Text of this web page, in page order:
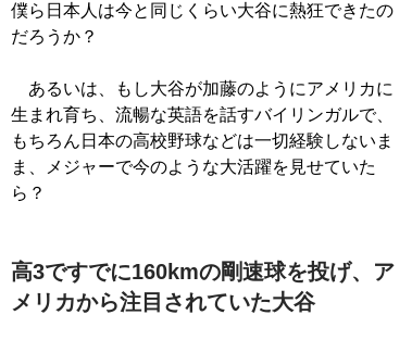
僕ら日本人は今と同じくらい大谷に熱狂できたの
だろうか？
あるいは、もし大谷が加藤のようにアメリカに
生まれ育ち、流暢な英語を話すバイリンガルで、
もちろん日本の高校野球などは一切経験しないま
ま、メジャーで今のような大活躍を見せていた
ら？
高3ですでに160kmの剛速球を投げ、ア
メリカから注目されていた大谷